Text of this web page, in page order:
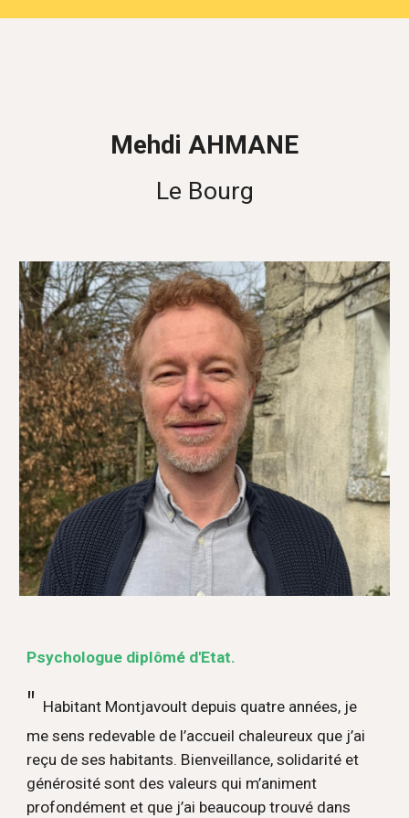
Mehdi AHMANE
Le Bourg
Psychologue diplômé d'Etat.
" Habitant Montjavoult depuis quatre années, je
me sens redevable de l’accueil chaleureux que j’ai
reçu de ses habitants. Bienveillance, solidarité et
générosité sont des valeurs qui m’animent
profondément et que j’ai beaucoup trouvé dans